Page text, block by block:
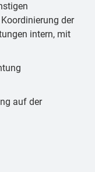
der
intern, mit
auf der